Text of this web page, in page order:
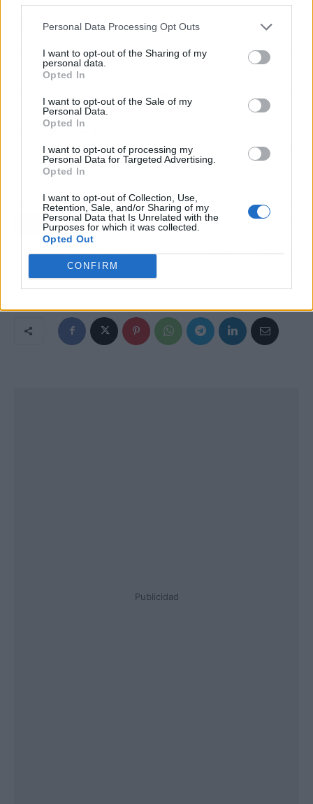
Personal Data Processing Opt Outs
I want to opt-out of the Sharing of my
personal data.
Opted In
I want to opt-out of the Sale of my
Personal Data.
Opted In
I want to opt-out of processing my
Personal Data for Targeted Advertising.
Opted In
I want to opt-out of Collection, Use,
Retention, Sale, and/or Sharing of my
Personal Data that Is Unrelated with the
Purposes for which it was collected.
Opted Out
CONFIRM
🍿 El maratón en corto
Lo importante:Apple TV+ estrena 'Lucky' el 15 de julio, un
thriller con Anya Taylor-Joy como estafadora a la fuga.
que busquen un thriller de acción con giros inesperados.
Cuándo tendremos más novedades:
episodios llegan el 15 de julio, luego un capítulo cada miércoles
hasta el 19 de agosto.
Artículo anterior
La película para adultos
más vista de Netflix
solo dos días
Artículo siguiente
"Una película de miedo":
Publicidad